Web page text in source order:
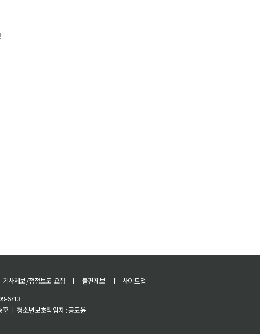
기사제보/정정보도 요청 ㅣ 불편제보 ㅣ
사이트맵
6713
ㅣ 청소년보호책임자 : 공도윤